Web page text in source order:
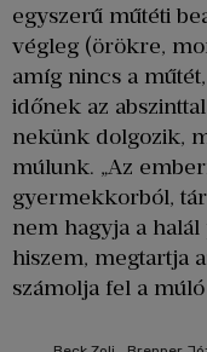
egyszerű műtéti
végleg (örökre,
amíg nincs a
időnek az
nekünk dolgozik,
múlunk. „Az
gyermekkorból,
nem hagyja a halál
hiszem, megtartja
számolja fel a